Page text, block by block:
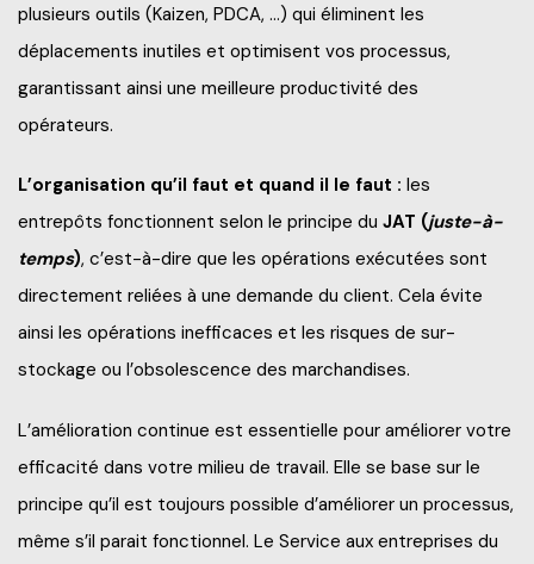
plusieurs outils (Kaizen, PDCA, …) qui éliminent les
déplacements inutiles et optimisent vos processus,
garantissant ainsi une meilleure productivité des
opérateurs.
L’organisation qu’il faut et quand il le faut : les
entrepôts fonctionnent selon le principe du JAT (juste-à-
temps), c’est-à-dire que les opérations exécutées sont
directement reliées à une demande du client. Cela évite
ainsi les opérations inefficaces et les risques de sur-
stockage ou l’obsolescence des marchandises.
L’amélioration continue est essentielle pour améliorer votre
efficacité dans votre milieu de travail. Elle se base sur le
principe qu’il est toujours possible d’améliorer un processus,
même s’il parait fonctionnel. Le Service aux entreprises du